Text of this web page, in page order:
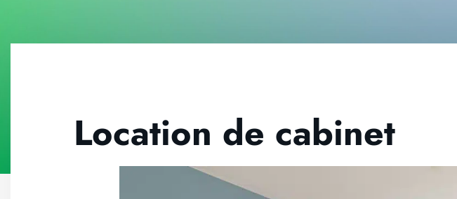
Location de cabinet